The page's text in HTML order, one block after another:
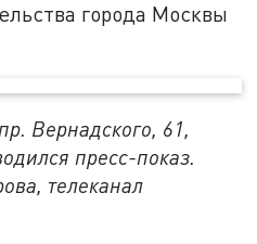
города Москвы
Вернадского, 61,
пресс-показ.
телеканал